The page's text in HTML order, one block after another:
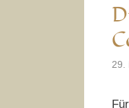
29.